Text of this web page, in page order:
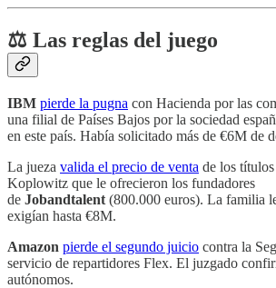
⚖️ Las reglas del juego
IBM pierde la pugna con Hacienda por las
una filial de Países Bajos por la sociedad
en este país. Había solicitado más de €6M de
La jueza valida el precio de venta de los
Koplowitz que le ofrecieron los fundadores
de Jobandtalent (800.000 euros). La familia
exigían hasta €8M.
Amazon pierde el segundo juicio contra la
servicio de repartidores Flex. El juzgado
autónomos.